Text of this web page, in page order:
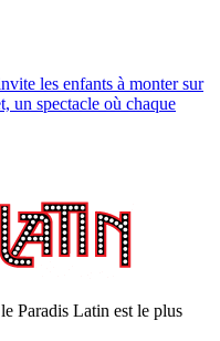
Paradis Latin est le plus